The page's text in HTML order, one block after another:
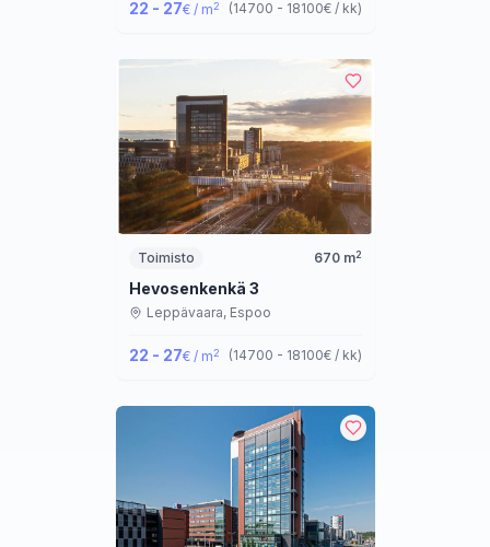
22 - 27€ / m2 (14700 - 18100€ / kk)
Toimisto 670m2
Hevosenkenkä 3
Leppävaara, Espoo
22 - 27€ / m2 (14700 - 18100€ / kk)